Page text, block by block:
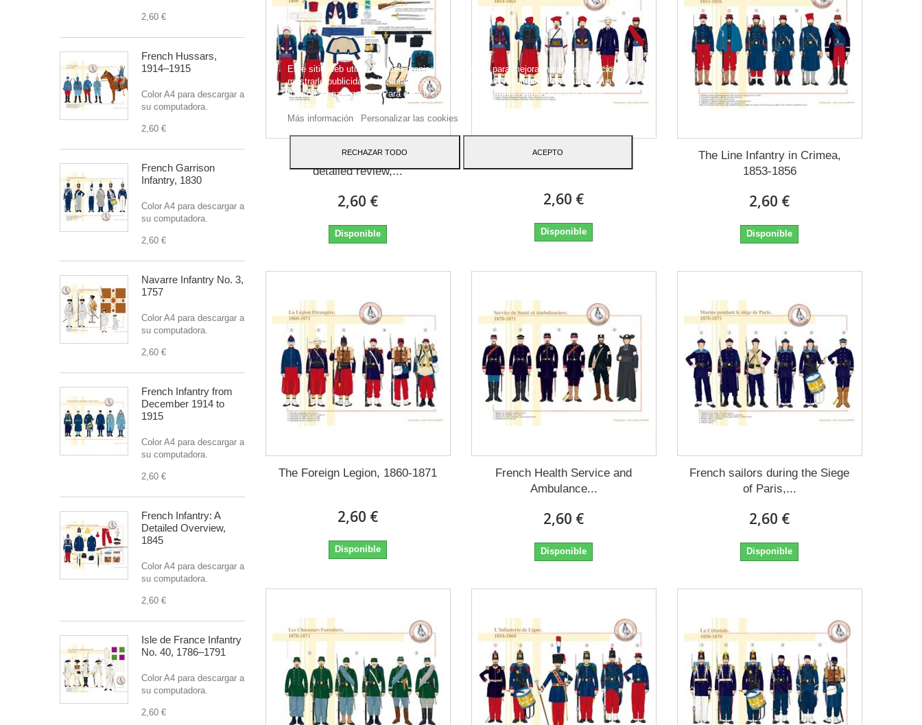
2,60 €
French Hussars,
1914–1915
Color A4 para descargar a
su computadora.
2,60 €
French Garrison
Infantry, 1830
Color A4 para descargar a
su computadora.
2,60 €
Navarre Infantry No. 3,
1757
Color A4 para descargar a
su computadora.
2,60 €
French Infantry from
December 1914 to
1915
Color A4 para descargar a
su computadora.
2,60 €
French Infantry: A
Detailed Overview,
1845
Color A4 para descargar a
su computadora.
2,60 €
Isle de France Infantry
No. 40, 1786–1791
Color A4 para descargar a
su computadora.
2,60 €
The Zouave in full dress,
detailed review,...
2,60 €
Disponible
The Zouaves, 1854-1865
2,60 €
Disponible
The Line Infantry in Crimea,
1853-1856
2,60 €
Disponible
The Foreign Legion, 1860-1871
2,60 €
Disponible
French Health Service and
Ambulance...
2,60 €
Disponible
French sailors during the Siege
of Paris,...
2,60 €
Disponible
Este sitio web utiliza cookies propias y de terceros para mejorar nuestros servicios y
mostrarle publicidad relacionada con sus preferencias mediante el análisis de sus
hábitos de navegación. Para dar su consentimiento sobre su uso pulse el botón
Acepto.
Más información
Personalizar las cookies
RECHAZAR TODO ACEPTO